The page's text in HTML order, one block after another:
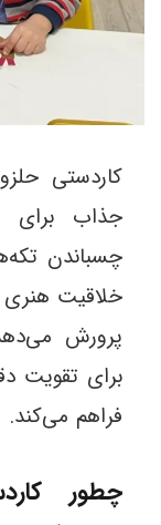
کاردستی
چسباندن
خلاقیت
پرورش
برای تقویت
فراهم می‌کند.
چطور